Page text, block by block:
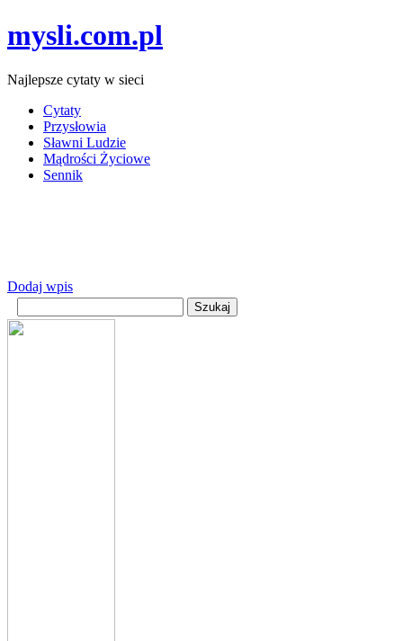
mysli.com.pl
Najlepsze cytaty w sieci
Cytaty
Przysłowia
Sławni Ludzie
Mądrości Życiowe
Sennik
Dodaj wpis